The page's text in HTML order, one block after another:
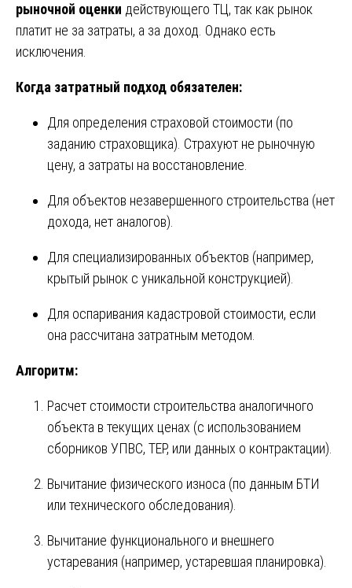
рыночной оценки действующего ТЦ, так как рынок
платит не за затраты, а за доход. Однако есть
исключения.
Когда затратный подход обязателен:
Для определения страховой стоимости (по
заданию страховщика). Страхуют не рыночную
цену, а затраты на восстановление.
Для объектов незавершенного строительства (нет
дохода, нет аналогов).
Для специализированных объектов (например,
крытый рынок с уникальной конструкцией).
Для оспаривания кадастровой стоимости, если
она рассчитана затратным методом.
Алгоритм:
Расчет стоимости строительства аналогичного
объекта в текущих ценах (с использованием
сборников УПВС, ТЕР, или данных о контрактации).
Вычитание физического износа (по данным БТИ
или технического обследования).
Вычитание функционального и внешнего
устаревания (например, устаревшая планировка).